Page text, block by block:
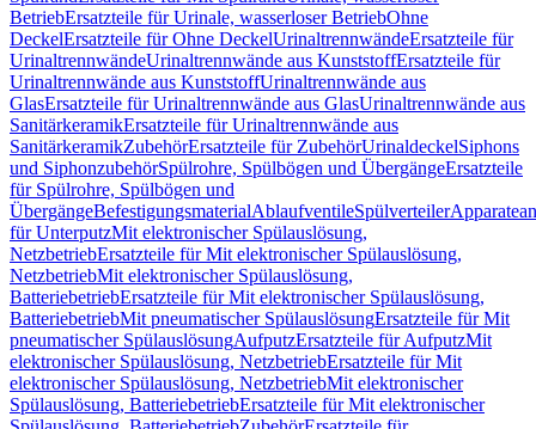
BetriebErsatzteile für Urinale, wasserloser BetriebOhne
DeckelErsatzteile für Ohne DeckelUrinaltrennwändeErsatzteile für
UrinaltrennwändeUrinaltrennwände aus KunststoffErsatzteile für
Urinaltrennwände aus KunststoffUrinaltrennwände aus
GlasErsatzteile für Urinaltrennwände aus GlasUrinaltrennwände aus
SanitärkeramikErsatzteile für Urinaltrennwände aus
SanitärkeramikZubehörErsatzteile für ZubehörUrinaldeckelSiphons
und SiphonzubehörSpülrohre, Spülbögen und ÜbergängeErsatzteile
für Spülrohre, Spülbögen und
ÜbergängeBefestigungsmaterialAblaufventileSpülverteiler
für UnterputzMit elektronischer Spülauslösung,
NetzbetriebErsatzteile für Mit elektronischer Spülauslösung,
NetzbetriebMit elektronischer Spülauslösung,
BatteriebetriebErsatzteile für Mit elektronischer Spülauslösung,
BatteriebetriebMit pneumatischer SpülauslösungErsatzteile für Mit
pneumatischer SpülauslösungAufputzErsatzteile für AufputzMit
elektronischer Spülauslösung, NetzbetriebErsatzteile für Mit
elektronischer Spülauslösung, NetzbetriebMit elektronischer
Spülauslösung, BatteriebetriebErsatzteile für Mit elektronischer